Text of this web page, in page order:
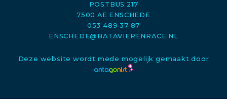
POSTBUS 217
7500 AE ENSCHEDE
053 489 37 87
ENSCHEDE@BATAVIERENRACE.NL
Deze website wordt mede mogelijk gemaakt door